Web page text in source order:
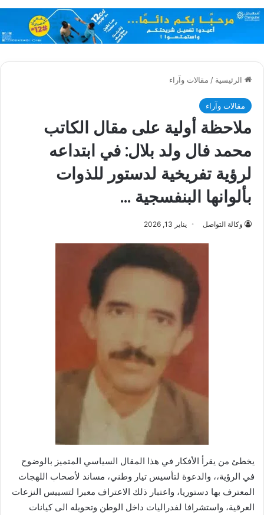
الرئيسية / مقالات وآراء
مقالات وآراء
ملاحظة أولية على مقال الكاتب
محمد فال ولد بلال: في ابتداعه
لرؤية تفريخية لدستور للذوات
بألوانها البنفسجية …
وكالة التواصل يناير 13, 2026
يخطئ من يقرأ الأفكار في هذا المقال السياسي المتميز بالوضوح
في الرؤية،، والدعوة لتأسيس تيار وطني، مساند لأصحاب اللهجات
المعترف بها دستوريا، واعتبار ذلك الاعتراف معبرا لتسييس النزعات
العرقية، واستشرافا لفدراليات داخل الوطن وتحويله الى كيانات